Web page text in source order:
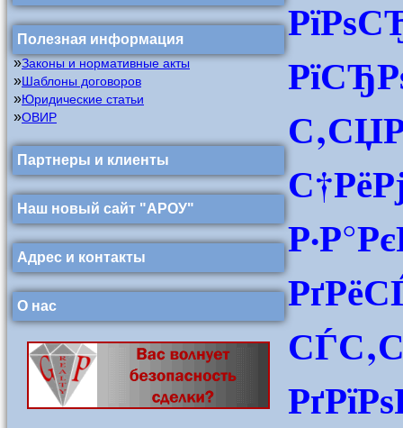
Полезная информация
»Законы и нормативные акты
»Шаблоны договоров
»Юридические статьи
»ОВИР
Партнеры и клиенты
Наш новый сайт "АРОУ"
Адрес и контакты
О нас